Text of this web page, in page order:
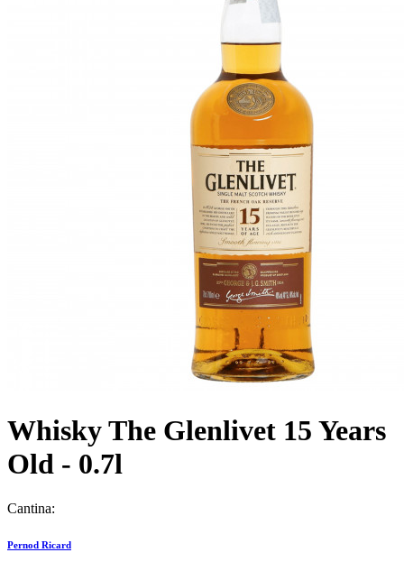
Whisky The Glenlivet 15 Years
Old - 0.7l
Cantina:
Pernod Ricard